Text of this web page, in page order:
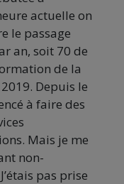
actuelle on
le passage
an, soit 70 de
de la
Depuis le
à faire des
Mais je me
non-
pas prise